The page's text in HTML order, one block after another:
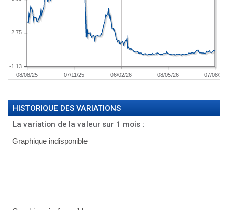
08/08/25 07/11/25 06/02/26 08/05/26 07/08/26
-1.13
2.75
HISTORIQUE DES VARIATIONS
La variation de la valeur sur 1 mois :